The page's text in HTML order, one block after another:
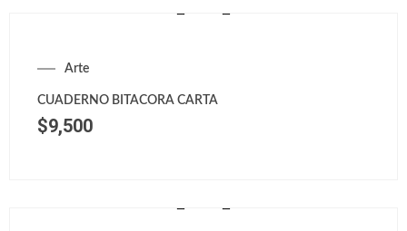
Arte
CUADERNO BITACORA CARTA
$9,500